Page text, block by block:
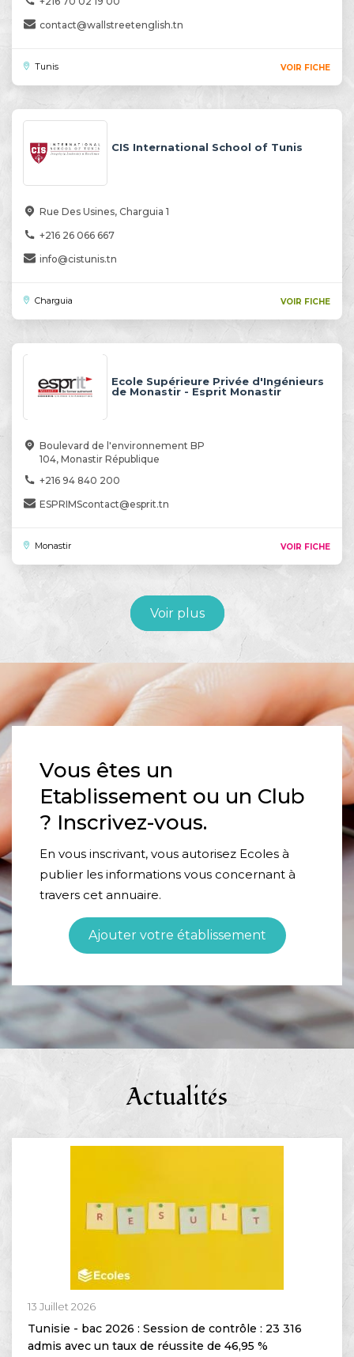
contact@wallstreetenglish.tn
Tunis VOIR FICHE
CIS International School of Tunis
Rue Des Usines, Charguia 1
+216 26 066 667
info@cistunis.tn
Charguia VOIR FICHE
Ecole Supérieure Privée d'Ingénieurs
de Monastir - Esprit Monastir
Boulevard de l'environnement BP
104, Monastir République
+216 94 840 200
ESPRIMScontact@esprit.tn
Monastir VOIR FICHE
Voir plus
Vous êtes un
Etablissement ou un Club
? Inscrivez-vous.
En vous inscrivant, vous autorisez Ecoles à
publier les informations vous concernant à
travers cet annuaire.
Ajouter votre établissement
Actualités
13 Juillet 2026
Tunisie - bac 2026 : Session de contrôle : 23 316
admis avec un taux de réussite de 46,95 %